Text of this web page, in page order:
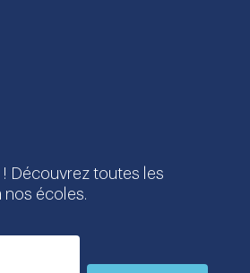
Découvrez toutes les
nos écoles.